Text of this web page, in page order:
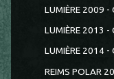
LUMIÈRE 2009 -
LUMIÈRE 2013 -
LUMIÈRE 2014 -
REIMS POLAR